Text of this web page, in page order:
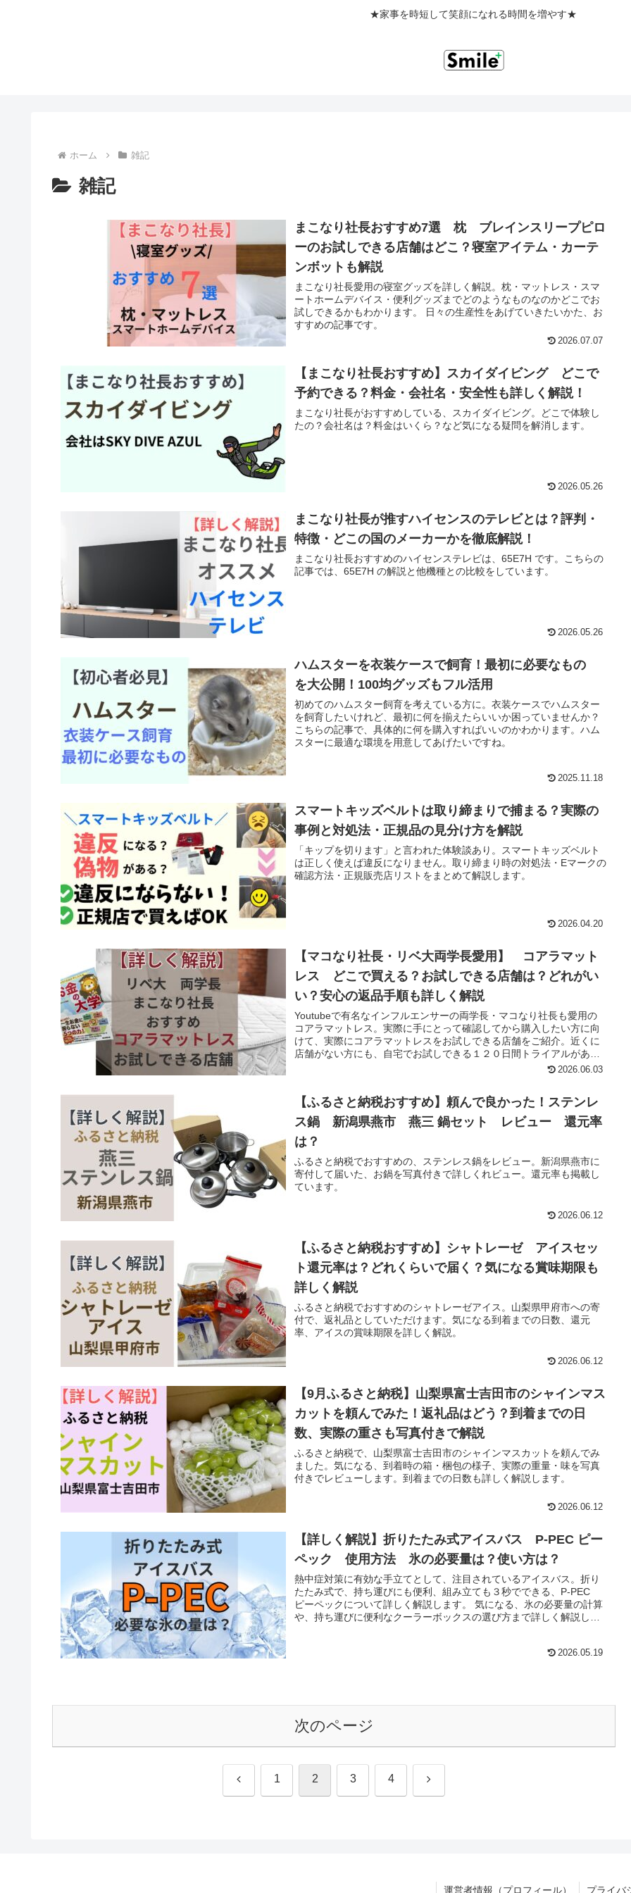
★家事を時短して笑顔になれる時間を増やす★
ホーム 雑記
雑記
まこなり社長おすすめ7選 枕 ブレインスリープピロ
ーのお試しできる店舗はどこ？寝室アイテム・カーテ
ンボットも解説
まこなり社長愛用の寝室グッズを詳しく解説。枕・マットレス・スマ
ートホームデバイス・便利グッズまでどのようなものなのかどこでお
試しできるかもわかります。 日々の生産性をあげていきたいかた、お
すすめの記事です。
2026.07.07
【まこなり社長おすすめ】スカイダイビング どこで
予約できる？料金・会社名・安全性も詳しく解説！
まこなり社長がおすすめしている、スカイダイビング。どこで体験し
たの？会社名は？料金はいくら？など気になる疑問を解消します。
2026.05.26
まこなり社長が推すハイセンスのテレビとは？評判・
特徴・どこの国のメーカーかを徹底解説！
まこなり社長おすすめのハイセンステレビは、65E7H です。こちらの
記事では、65E7H の解説と他機種との比較をしています。
2026.05.26
ハムスターを衣装ケースで飼育！最初に必要なもの
を大公開！100均グッズもフル活用
初めてのハムスター飼育を考えている方に。衣装ケースでハムスター
を飼育したいけれど、最初に何を揃えたらいいか困っていませんか？
こちらの記事で、具体的に何を購入すればいいのかわかります。ハム
スターに最適な環境を用意してあげたいですね。
2025.11.18
スマートキッズベルトは取り締まりで捕まる？実際の
事例と対処法・正規品の見分け方を解説
「キップを切ります」と言われた体験談あり。スマートキッズベルト
は正しく使えば違反になりません。取り締まり時の対処法・Eマークの
確認方法・正規販売店リストをまとめて解説します。
2026.04.20
【マコなり社長・リベ大両学長愛用】 コアラマット
レス どこで買える？お試しできる店舗は？どれがい
い？安心の返品手順も詳しく解説
Youtubeで有名なインフルエンサーの両学長・マコなり社長も愛用の
コアラマットレス。実際に手にとって確認してから購入したい方に向
けて、実際にコアラマットレスをお試しできる店舗をご紹介。近くに
店舗がない方にも、自宅でお試しできる１２０日間トライアルがある
2026.06.03
【ふるさと納税おすすめ】頼んで良かった！ステンレ
ス鍋 新潟県燕市 燕三 鍋セット レビュー 還元率
は？
ふるさと納税でおすすめの、ステンレス鍋をレビュー。新潟県燕市に
寄付して届いた、お鍋を写真付きで詳しくれビュー。還元率も掲載し
ています。
2026.06.12
【ふるさと納税おすすめ】シャトレーゼ アイスセッ
ト還元率は？どれくらいで届く？気になる賞味期限も
詳しく解説
ふるさと納税でおすすめのシャトレーゼアイス。山梨県甲府市への寄
付で、返礼品としていただけます。気になる到着までの日数、還元
率、アイスの賞味期限を詳しく解説。
2026.06.12
【9月ふるさと納税】山梨県富士吉田市のシャインマス
カットを頼んでみた！返礼品はどう？到着までの日
数、実際の重さも写真付きで解説
ふるさと納税で、山梨県富士吉田市のシャインマスカットを頼んでみ
ました。気になる、到着時の箱・梱包の様子、実際の重量・味を写真
付きでレビューします。到着までの日数も詳しく解説します。
2026.06.12
【詳しく解説】折りたたみ式アイスバス P-PEC ピー
ペック 使用方法 氷の必要量は？使い方は？
熱中症対策に有効な手立てとして、注目されているアイスバス。折り
たたみ式で、持ち運びにも便利、組み立ても３秒でできる、P-PEC
ピーペックについて詳しく解説します。 気になる、氷の必要量の計算
や、持ち運びに便利なクーラーボックスの選び方まで詳しく解説しま
2026.05.19
次のページ
前 1 2 3 4 次
運営者情報（プロフィール） プライバ